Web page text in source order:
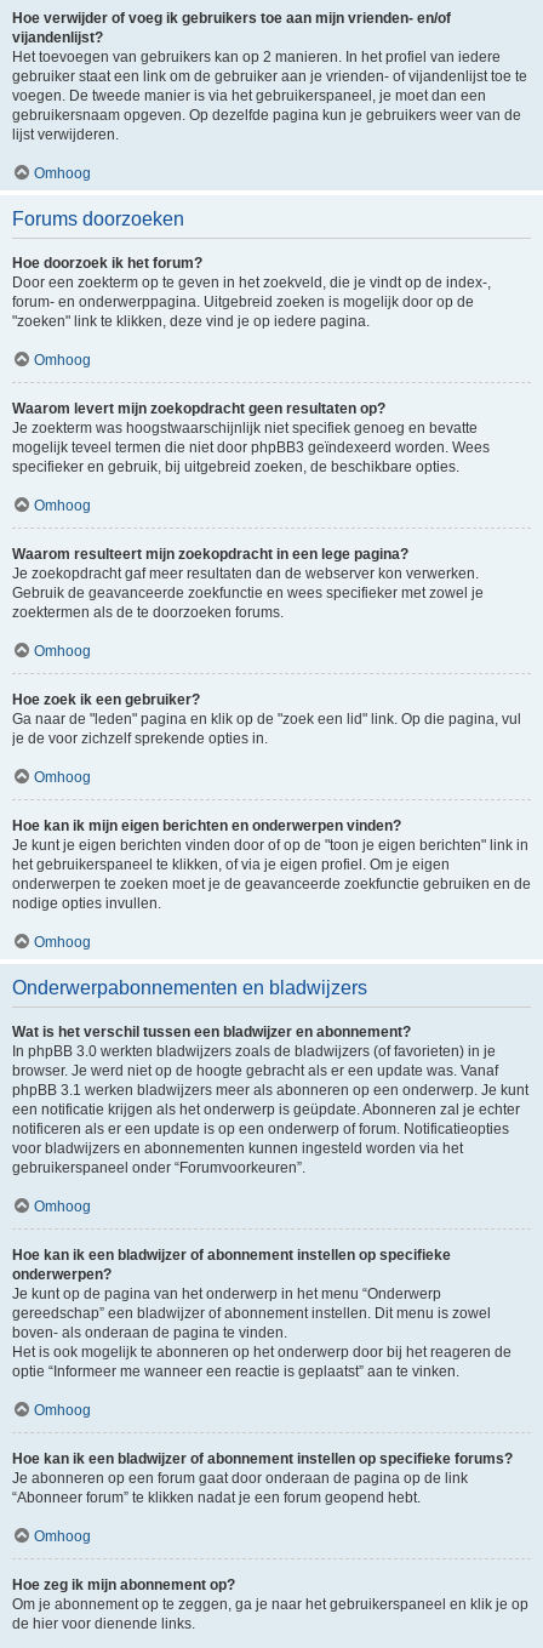
Hoe verwijder of voeg ik gebruikers toe aan mijn vrienden- en/of
vijandenlijst?
Het toevoegen van gebruikers kan op 2 manieren. In het profiel van iedere
gebruiker staat een link om de gebruiker aan je vrienden- of vijandenlijst toe te
voegen. De tweede manier is via het gebruikerspaneel, je moet dan een
gebruikersnaam opgeven. Op dezelfde pagina kun je gebruikers weer van de
lijst verwijderen.
Omhoog
Forums doorzoeken
Hoe doorzoek ik het forum?
Door een zoekterm op te geven in het zoekveld, die je vindt op de index-,
forum- en onderwerppagina. Uitgebreid zoeken is mogelijk door op de
"zoeken" link te klikken, deze vind je op iedere pagina.
Omhoog
Waarom levert mijn zoekopdracht geen resultaten op?
Je zoekterm was hoogstwaarschijnlijk niet specifiek genoeg en bevatte
mogelijk teveel termen die niet door phpBB3 geïndexeerd worden. Wees
specifieker en gebruik, bij uitgebreid zoeken, de beschikbare opties.
Omhoog
Waarom resulteert mijn zoekopdracht in een lege pagina?
Je zoekopdracht gaf meer resultaten dan de webserver kon verwerken.
Gebruik de geavanceerde zoekfunctie en wees specifieker met zowel je
zoektermen als de te doorzoeken forums.
Omhoog
Hoe zoek ik een gebruiker?
Ga naar de "leden" pagina en klik op de "zoek een lid" link. Op die pagina, vul
je de voor zichzelf sprekende opties in.
Omhoog
Hoe kan ik mijn eigen berichten en onderwerpen vinden?
Je kunt je eigen berichten vinden door of op de "toon je eigen berichten" link in
het gebruikerspaneel te klikken, of via je eigen profiel. Om je eigen
onderwerpen te zoeken moet je de geavanceerde zoekfunctie gebruiken en de
nodige opties invullen.
Omhoog
Onderwerpabonnementen en bladwijzers
Wat is het verschil tussen een bladwijzer en abonnement?
In phpBB 3.0 werkten bladwijzers zoals de bladwijzers (of favorieten) in je
browser. Je werd niet op de hoogte gebracht als er een update was. Vanaf
phpBB 3.1 werken bladwijzers meer als abonneren op een onderwerp. Je kunt
een notificatie krijgen als het onderwerp is geüpdate. Abonneren zal je echter
notificeren als er een update is op een onderwerp of forum. Notificatieopties
voor bladwijzers en abonnementen kunnen ingesteld worden via het
gebruikerspaneel onder “Forumvoorkeuren”.
Omhoog
Hoe kan ik een bladwijzer of abonnement instellen op specifieke
onderwerpen?
Je kunt op de pagina van het onderwerp in het menu “Onderwerp
gereedschap” een bladwijzer of abonnement instellen. Dit menu is zowel
boven- als onderaan de pagina te vinden.
Het is ook mogelijk te abonneren op het onderwerp door bij het reageren de
optie “Informeer me wanneer een reactie is geplaatst” aan te vinken.
Omhoog
Hoe kan ik een bladwijzer of abonnement instellen op specifieke forums?
Je abonneren op een forum gaat door onderaan de pagina op de link
“Abonneer forum” te klikken nadat je een forum geopend hebt.
Omhoog
Hoe zeg ik mijn abonnement op?
Om je abonnement op te zeggen, ga je naar het gebruikerspaneel en klik je op
de hier voor dienende links.